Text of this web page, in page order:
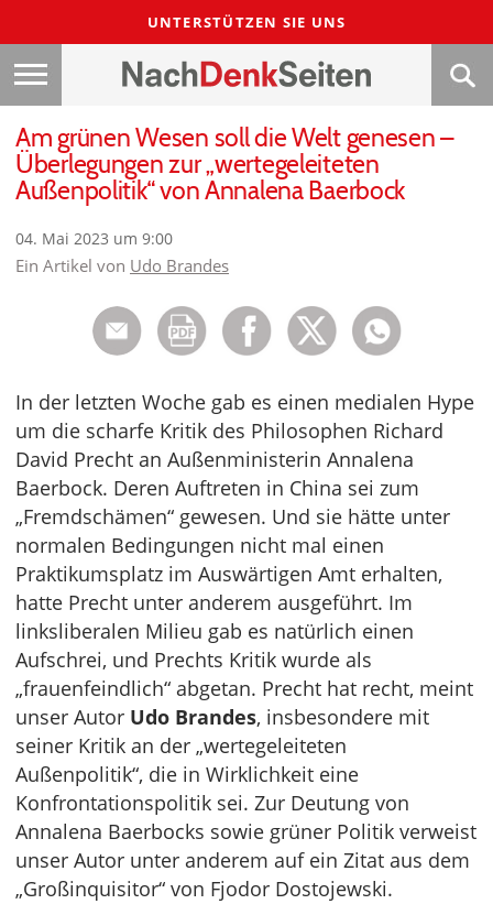
UNTERSTÜTZEN SIE UNS
Am grünen Wesen soll die Welt genesen –
Überlegungen zur „wertegeleiteten
Außenpolitik“ von Annalena Baerbock
04. Mai 2023 um 9:00
Ein Artikel von Udo Brandes
In der letzten Woche gab es einen medialen Hype
um die scharfe Kritik des Philosophen Richard
David Precht an Außenministerin Annalena
Baerbock. Deren Auftreten in China sei zum
„Fremdschämen“ gewesen. Und sie hätte unter
normalen Bedingungen nicht mal einen
Praktikumsplatz im Auswärtigen Amt erhalten,
hatte Precht unter anderem ausgeführt. Im
linksliberalen Milieu gab es natürlich einen
Aufschrei, und Prechts Kritik wurde als
„frauenfeindlich“ abgetan. Precht hat recht, meint
unser Autor Udo Brandes, insbesondere mit
seiner Kritik an der „wertegeleiteten
Außenpolitik“, die in Wirklichkeit eine
Konfrontationspolitik sei. Zur Deutung von
Annalena Baerbocks sowie grüner Politik verweist
unser Autor unter anderem auf ein Zitat aus dem
„Großinquisitor“ von Fjodor Dostojewski.